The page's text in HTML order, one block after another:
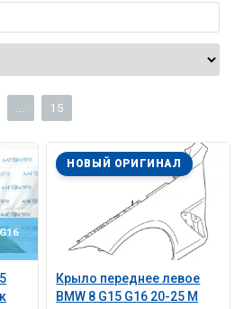
... 15
Крыло переднее левое
BMW 8 G15 G16 20-25 M
НОВЫЙ ОРИГИНАЛ